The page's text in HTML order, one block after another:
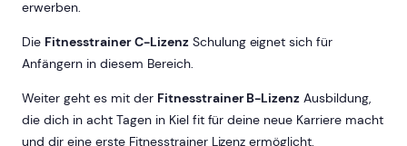
erwerben.
Die Fitnesstrainer C-Lizenz Schulung eignet sich für
Anfängern in diesem Bereich.
Weiter geht es mit der Fitnesstrainer B-Lizenz Ausbildung,
die dich in acht Tagen in Kiel fit für deine neue Karriere macht
und dir eine erste Fitnesstrainer Lizenz ermöglicht.